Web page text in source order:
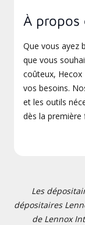
À propos
Que vous ayez
que vous
coûteux, Hecox
vos besoins.
et les outils
dès la première
Les
dépositaires
de Lennox